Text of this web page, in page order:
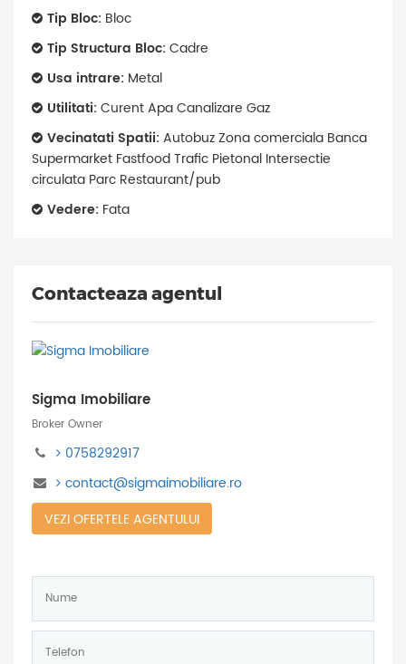
Tip Bloc: Bloc
Tip Structura Bloc:Cadre
Usa intrare: Metal
Utilitati:Curent Apa Canalizare Gaz
Vecinatati Spatii:Autobuz Zona comerciala Banca
Supermarket Fastfood Trafic Pietonal Intersectie
circulata Parc Restaurant/pub
Vedere: Fata
Contacteaza agentul
Sigma Imobiliare
Broker Owner
0758292917
contact@sigmaimobiliare.ro
VEZI OFERTELE AGENTULUI